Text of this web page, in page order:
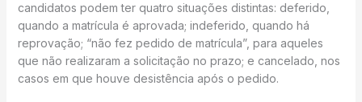
candidatos podem ter quatro situações distintas: deferido,
quando a matrícula é aprovada; indeferido, quando há
reprovação; “não fez pedido de matrícula”, para aqueles
que não realizaram a solicitação no prazo; e cancelado, nos
casos em que houve desistência após o pedido.